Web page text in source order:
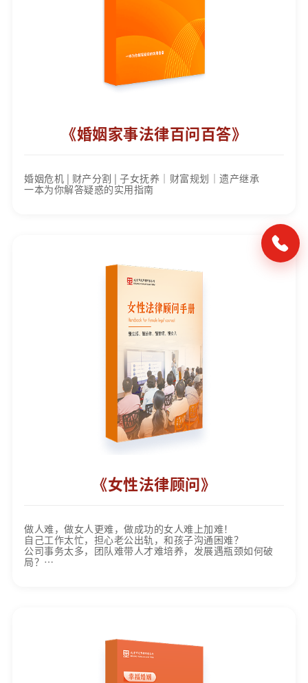
《婚姻家事法律百问百答》
婚姻危机 | 财产分割 | 子女抚养｜财富规划｜遗产继承
一本为你解答疑惑的实用指南
《女性法律顾问》
做人难，做女人更难，做成功的女人难上加难！
自己工作太忙，担心老公出轨，和孩子沟通困难？
公司事务太多，团队难带人才难培养，发展遇瓶颈如何破
局？